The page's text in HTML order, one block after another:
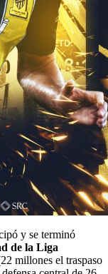
y se terminó
de la Liga
millones el traspaso